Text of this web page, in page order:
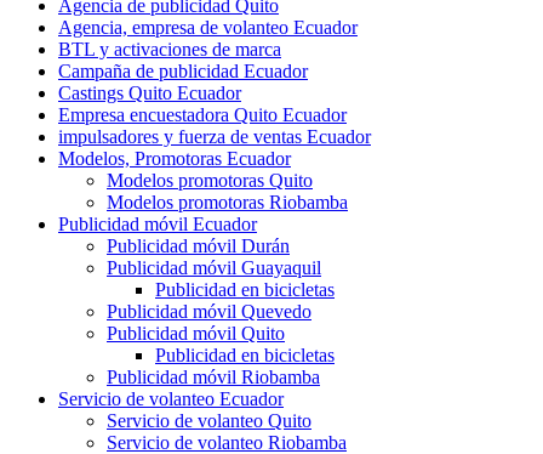
Agencia de publicidad Quito
Agencia, empresa de volanteo Ecuador
BTL y activaciones de marca
Campaña de publicidad Ecuador
Castings Quito Ecuador
Empresa encuestadora Quito Ecuador
impulsadores y fuerza de ventas Ecuador
Modelos, Promotoras Ecuador
Modelos promotoras Quito
Modelos promotoras Riobamba
Publicidad móvil Ecuador
Publicidad móvil Durán
Publicidad móvil Guayaquil
Publicidad en bicicletas
Publicidad móvil Quevedo
Publicidad móvil Quito
Publicidad en bicicletas
Publicidad móvil Riobamba
Servicio de volanteo Ecuador
Servicio de volanteo Quito
Servicio de volanteo Riobamba